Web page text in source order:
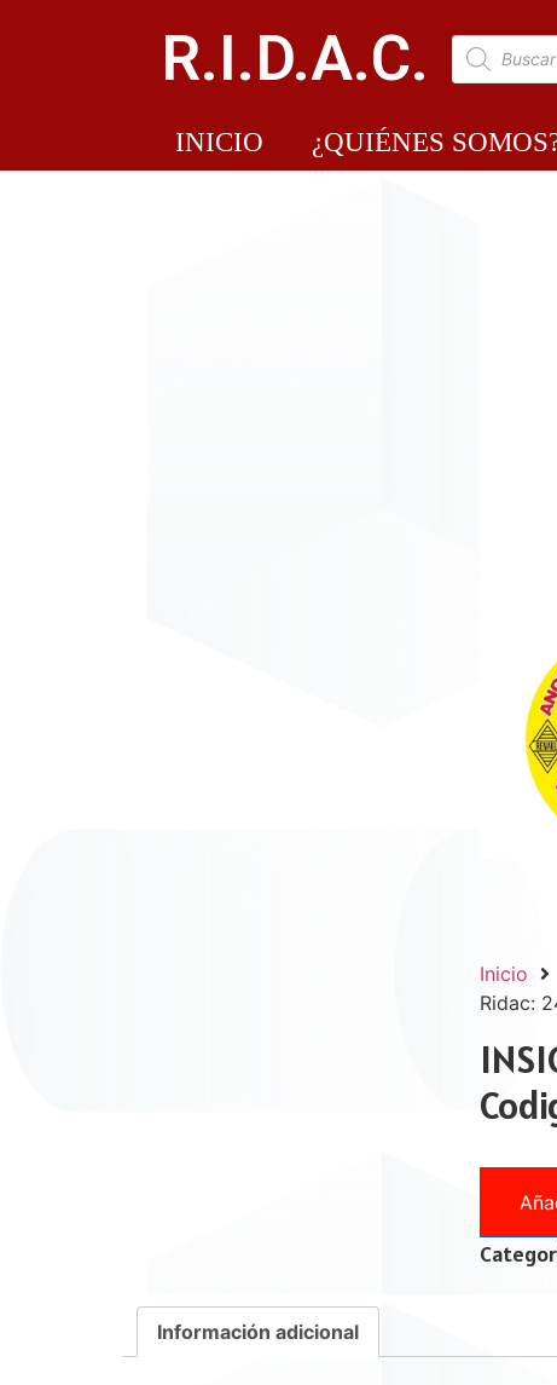
R.I.D.A.C.
INICIO ¿QUIÉNES
Inicio
Ridac:
Información adicional